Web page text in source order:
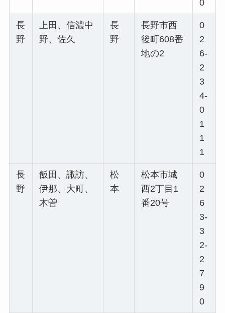
0
長
野
上田、信濃中
野、佐久
長
野
長野市西
後町608番
地の2
0
2
6-
2
3
4-
0
1
1
1
長
野
飯田、諏訪、
伊那、大町、
木曽
松
本
松本市城
西2丁目1
番20号
0
2
6
3-
3
2-
2
7
9
0